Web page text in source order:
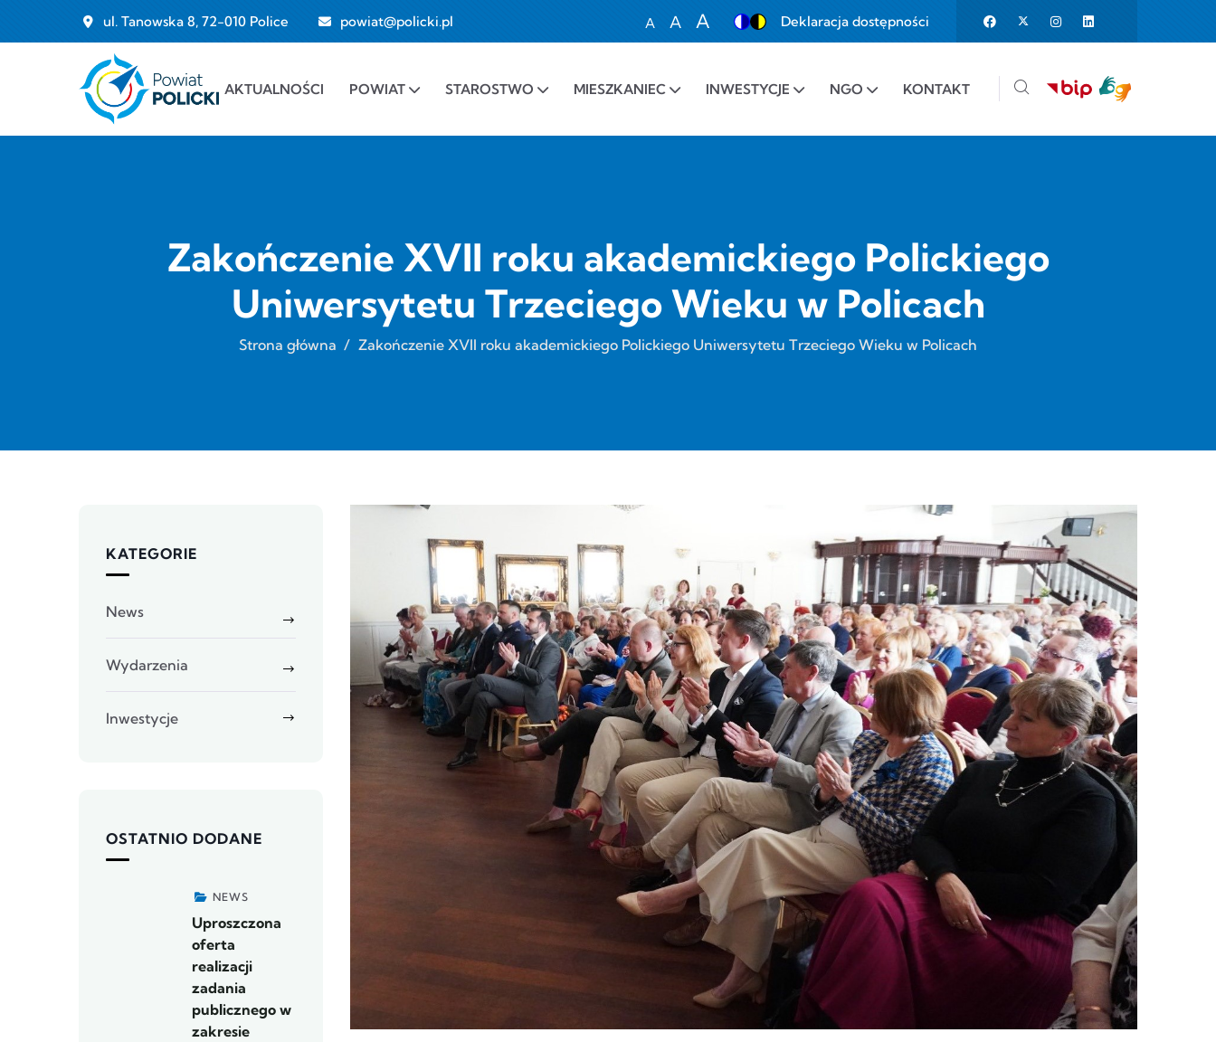
Przejdź do treści
ul. Tanowska 8, 72-010 Police powiat@policki.pl
A
Set font size to 100%
A
A
Deklaracja dostępności
AKTUALNOŚCI POWIAT STAROSTWO MIESZKANIEC INWESTYCJE NGO KONTAKT
Zakończenie XVII roku akademickiego Polickiego
Uniwersytetu Trzeciego Wieku w Policach
Strona główna / Zakończenie XVII roku akademickiego Polickiego Uniwersytetu Trzeciego Wieku w Policach
KATEGORIE
News
Wydarzenia
Inwestycje
OSTATNIO DODANE
NEWS
Uproszczona
oferta
realizacji
zadania
publicznego w
zakresie